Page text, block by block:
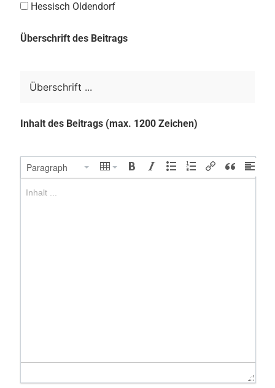
Hessisch Oldendorf
Überschrift des Beitrags
Inhalt des Beitrags (max. 1200 Zeichen)
Paragraph